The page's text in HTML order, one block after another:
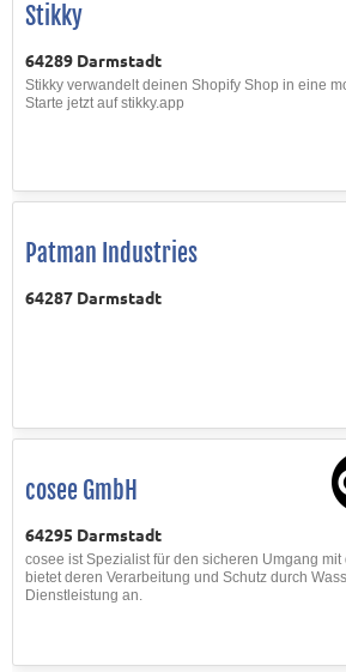
Stikky
64289 Darmstadt
Stikky verwandelt deinen Shopify Shop in eine
Starte jetzt auf stikky.app
Patman Industries
64287 Darmstadt
cosee GmbH
64295 Darmstadt
cosee ist Spezialist für den sicheren Umgang
bietet deren Verarbeitung und Schutz durch
Dienstleistung an.